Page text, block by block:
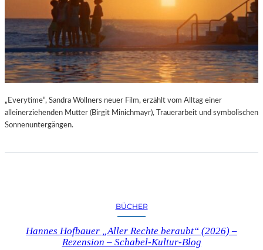
„Everytime“, Sandra Wollners neuer Film, erzählt vom Alltag einer
alleinerziehenden Mutter (Birgit Minichmayr), Trauerarbeit und symbolischen
Sonnenuntergängen.
BÜCHER
Hannes Hofbauer „Aller Rechte beraubt“ (2026) –
Rezension – Schabel-Kultur-Blog